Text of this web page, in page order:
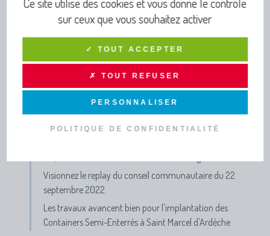
PROGRAMME & INSCRIPTIONS VACANCES D'ETE 2026
Fin des horaire d'été des déchèteries le 1er sept.
Concert de Noël
Journées France Services du 7 au 19 octobre 2024
APPEL A DANSER !
Participe aux Jeux Olympiques et Paralympiques de
Visionnez le replay du conseil communautaire du 22
septembre 2022
Les travaux avancent bien pour l'implantation des
Containers Semi-Enterrés à Saint Marcel d'Ardèche
sur ceux que vous souhaitez activer
✓ TOUT ACCEPTER
✗ TOUT REFUSER
PERSONNALISER
POLITIQUE DE CONFIDENTIALITÉ